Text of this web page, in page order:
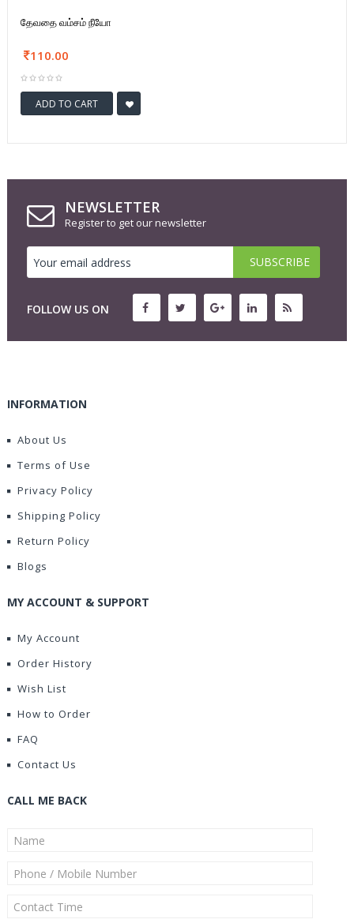
தேவதை வம்சம் நீயோ
110.00
ADD TO CART
NEWSLETTER
Register to get our newsletter
FOLLOW US ON
INFORMATION
About Us
Terms of Use
Privacy Policy
Shipping Policy
Return Policy
Blogs
MY ACCOUNT & SUPPORT
My Account
Order History
Wish List
How to Order
FAQ
Contact Us
CALL ME BACK